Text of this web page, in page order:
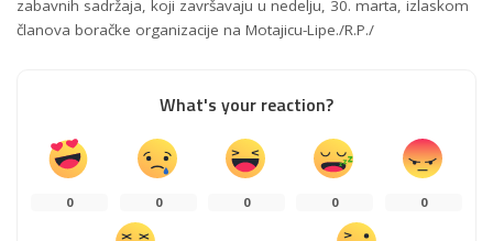
zabavnih sadržaja, koji završavaju u nedelju, 30. marta, izlaskom
članova boračke organizacije na Motajicu-Lipe./R.P./
What's your reaction?
0 0 0 0 0